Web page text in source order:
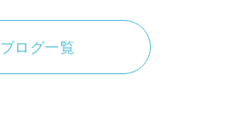
ブログ一覧